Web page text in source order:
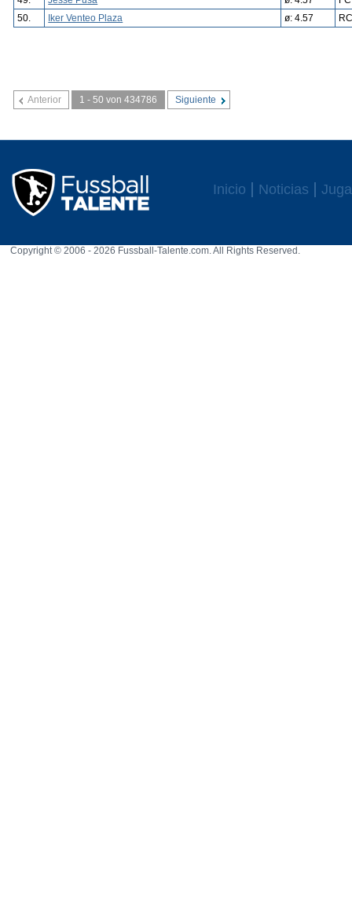
50.
Iker Venteo Plaza ø: 4.57
Anterior 1 - 50 von 434786 Siguiente
Inicio Noticias
Copyright © 2006 - 2026 Fussball-Talente.com. All Rights Reserved.